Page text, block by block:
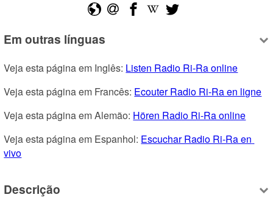
Em outras línguas
Veja esta página em Inglês: Listen Radio Ri-Ra online
Veja esta página em Francês: Ecouter Radio Ri-Ra en ligne
Veja esta página em Alemão: Hören Radio Ri-Ra online
Veja esta página em Espanhol: Escuchar Radio Ri-Ra en
vivo
Descrição